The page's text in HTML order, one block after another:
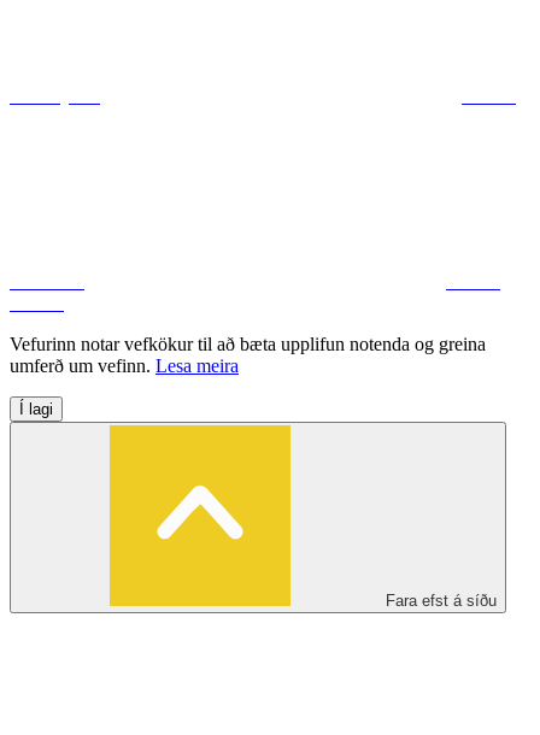
Vefurinn notar vefkökur til að bæta upplifun notenda og greina
umferð um vefinn. Lesa meira
Í lagi
Fara efst á síðu